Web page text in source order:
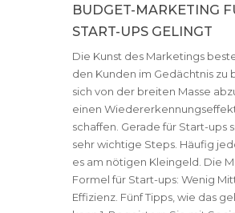
BUDGET-MARKETING
START-UPS GELINGT
Die Kunst des Marketings
den Kunden im Gedächtnis zu
sich von der breiten Masse
einen
schaffen. Gerade für Start-ups
sehr wichtige Steps. Häufig
es am nötigen Kleingeld. Die
Formel für Start-ups: Wenig
Effizienz. Fünf Tipps, wie das